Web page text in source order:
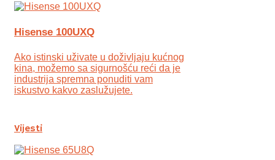
Hisense 100UXQ
Ako istinski uživate u doživljaju kućnog
kina, možemo sa sigurnošću reći da je
industrija spremna ponuditi vam
iskustvo kakvo zaslužujete.
Vijesti